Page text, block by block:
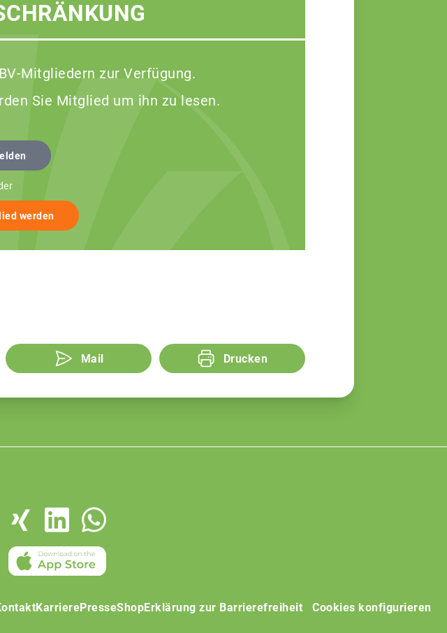
Mitgliedern zur Verfügung.
Sie Mitglied um ihn zu lesen.
werden
Mail Drucken
KarrierePresseShopErklärung zur Barrierefreiheit Cookies konfigurieren